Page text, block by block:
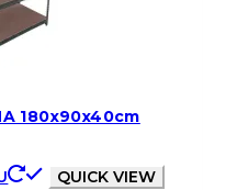
180x90x40cm
QUICK VIEW